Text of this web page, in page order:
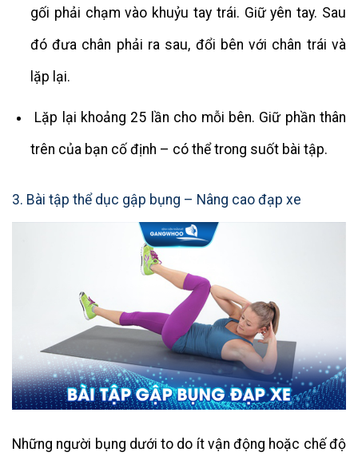
gối phải chạm vào khuỷu tay trái. Giữ yên tay. Sau
đó đưa chân phải ra sau, đổi bên với chân trái và
lặp lại.
Lặp lại khoảng 25 lần cho mỗi bên. Giữ phần thân
trên của bạn cố định – có thể trong suốt bài tập.
3. Bài tập thể dục gập bụng – Nâng cao đạp xe
Những người bụng dưới to do ít vận động hoặc chế độ